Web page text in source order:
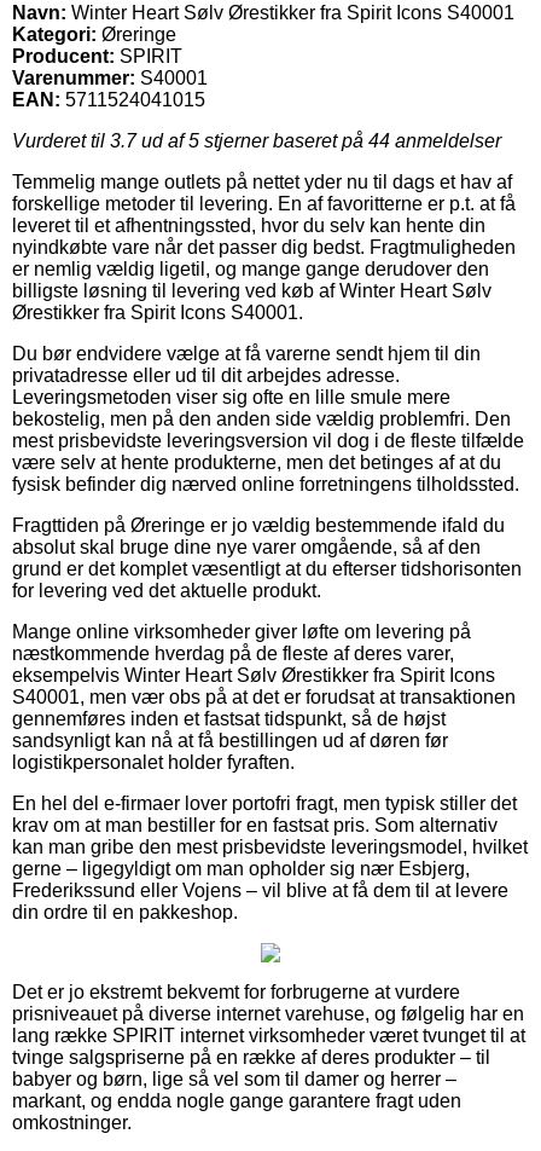
Navn: Winter Heart Sølv Ørestikker fra Spirit Icons S40001
Kategori: Øreringe
Producent: SPIRIT
Varenummer: S40001
EAN: 5711524041015
Vurderet til 3.7ud af 5 stjerner baseret på 44 anmeldelser
Temmelig mange outlets på nettet yder nu til dags et hav af
forskellige metoder til levering. En af favoritterne er p.t. at få
leveret til et afhentningssted, hvor du selv kan hente din
nyindkøbte vare når det passer dig bedst. Fragtmuligheden
er nemlig vældig ligetil, og mange gange derudover den
billigste løsning til levering ved køb af Winter Heart Sølv
Ørestikker fra Spirit Icons S40001.
Du bør endvidere vælge at få varerne sendt hjem til din
privatadresse eller ud til dit arbejdes adresse.
Leveringsmetoden viser sig ofte en lille smule mere
bekostelig, men på den anden side vældig problemfri. Den
mest prisbevidste leveringsversion vil dog i de fleste tilfælde
være selv at hente produkterne, men det betinges af at du
fysisk befinder dig nærved online forretningens tilholdssted.
Fragttiden på Øreringe er jo vældig bestemmende ifald du
absolut skal bruge dine nye varer omgående, så af den
grund er det komplet væsentligt at du efterser tidshorisonten
for levering ved det aktuelle produkt.
Mange online virksomheder giver løfte om levering på
næstkommende hverdag på de fleste af deres varer,
eksempelvis Winter Heart Sølv Ørestikker fra Spirit Icons
S40001, men vær obs på at det er forudsat at transaktionen
gennemføres inden et fastsat tidspunkt, så de højst
sandsynligt kan nå at få bestillingen ud af døren før
logistikpersonalet holder fyraften.
En hel del e-firmaer lover portofri fragt, men typisk stiller det
krav om at man bestiller for en fastsat pris. Som alternativ
kan man gribe den mest prisbevidste leveringsmodel, hvilket
gerne – ligegyldigt om man opholder sig nær Esbjerg,
Frederikssund eller Vojens – vil blive at få dem til at levere
din ordre til en pakkeshop.
Det er jo ekstremt bekvemt for forbrugerne at vurdere
prisniveauet på diverse internet varehuse, og følgelig har en
lang række SPIRIT internet virksomheder været tvunget til at
tvinge salgspriserne på en række af deres produkter – til
babyer og børn, lige så vel som til damer og herrer –
markant, og endda nogle gange garantere fragt uden
omkostninger.